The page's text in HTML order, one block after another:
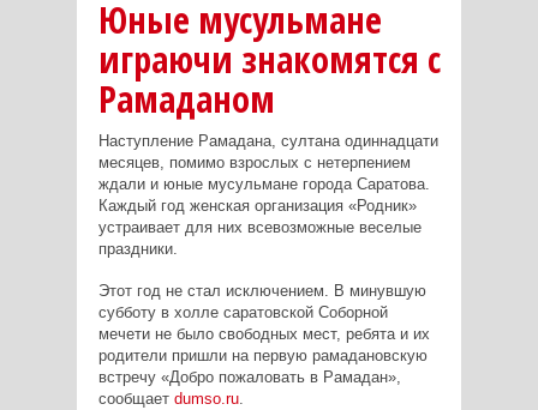
Юные мусульмане
играючи знакомятся с
Рамаданом
Наступление Рамадана, султана одиннадцати
месяцев, помимо взрослых с нетерпением
ждали и юные мусульмане города Саратова.
Каждый год женская организация «Родник»
устраивает для них всевозможные веселые
праздники.
Этот год не стал исключением. В минувшую
субботу в холле саратовской Соборной
мечети не было свободных мест, ребята и их
родители пришли на первую рамадановскую
встречу «Добро пожаловать в Рамадан»,
сообщает dumso.ru.